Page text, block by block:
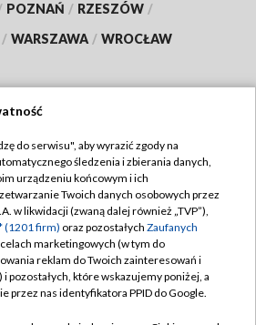
POZNAŃ / RZESZÓW /
/ WARSZAWA / WROCŁAW
TVP
Cyfrowa
Regulamin TVP
prywatności
Moje zgody
Pomoc
do serwisu", aby wyrazić zgody na
śledzenia i zbierania danych,
urządzeniu końcowym i ich
Twoich danych osobowych przez
w likwidacji (zwaną dalej również „TVP”),
(1201 firm) oraz pozostałych Zaufanych
celach marketingowych (w tym do
reklam do Twoich zainteresowań i
pozostałych, które wskazujemy poniżej, a
przez nas identyfikatora PPID do Google.